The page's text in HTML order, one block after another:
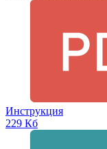
Инструкция
229 Кб